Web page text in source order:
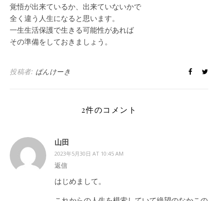
覚悟が出来ているか、出来ていないかで
全く違う人生になると思います。
一生生活保護で生きる可能性があれば
その準備をしておきましょう。
投稿者: ぱんけーき
2件のコメント
山田
2023年5月30日 AT 10:45 AM
返信
はじめまして。